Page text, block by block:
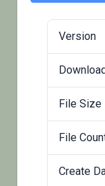
Version
Download
File Size
File
Create